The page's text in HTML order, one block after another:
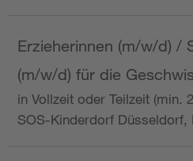
Erzieherinnen (m/w/d) /
(m/w/d) für die
in Vollzeit oder Teilzeit (min.
SOS-Kinderdorf Düsseldorf,